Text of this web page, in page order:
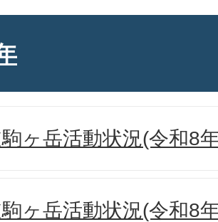
ヶ岳活動状況(令和8
ヶ岳活動状況(令和8